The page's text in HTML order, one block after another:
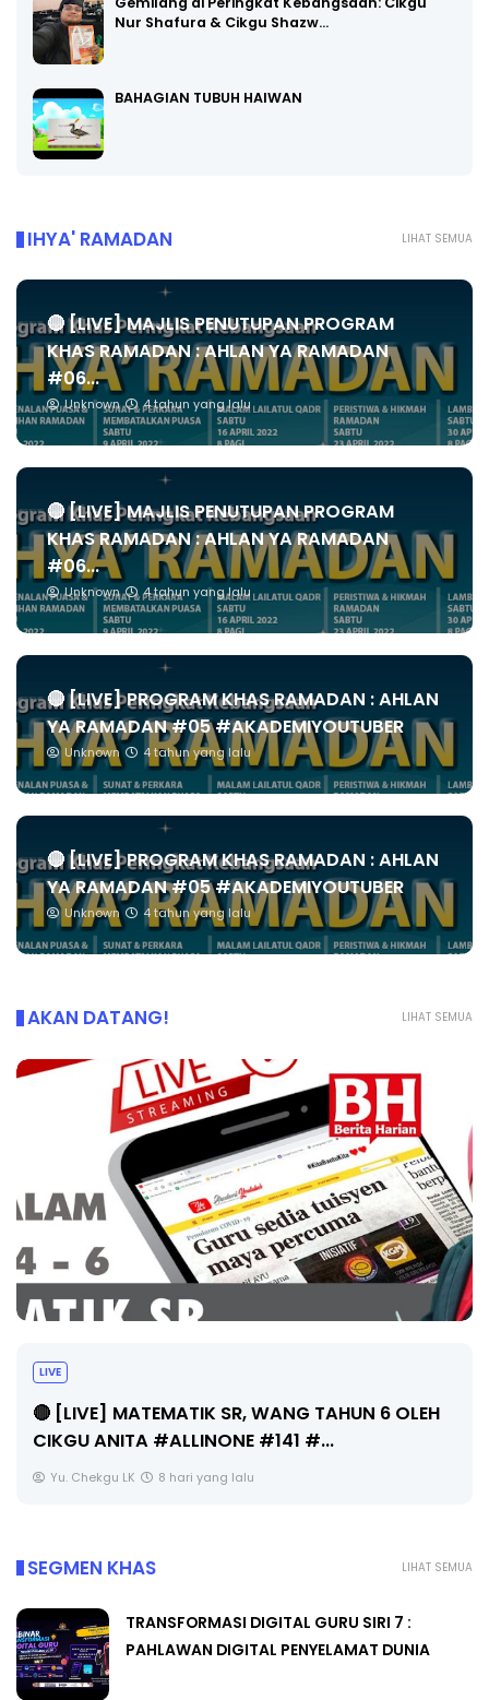
Nur Shafura & Cikgu Shazw…
BAHAGIAN TUBUH HAIWAN
LIHAT SEMUA
IHYA' RAMADAN
🔴 [LIVE] MAJLIS PENUTUPAN PROGRAM
KHAS RAMADAN : AHLAN YA RAMADAN
#06...
Unknown 4 tahun yang lalu
🔴 [LIVE] MAJLIS PENUTUPAN PROGRAM
KHAS RAMADAN : AHLAN YA RAMADAN
#06...
Unknown 4 tahun yang lalu
🔴 [LIVE] PROGRAM KHAS RAMADAN : AHLAN
YA RAMADAN #05 #AKADEMIYOUTUBER
Unknown 4 tahun yang lalu
🔴 [LIVE] PROGRAM KHAS RAMADAN : AHLAN
YA RAMADAN #05 #AKADEMIYOUTUBER
Unknown 4 tahun yang lalu
LIHAT SEMUA
AKAN DATANG!
Sejarah Tingkatan 4
Unknown 8 hari yang lalu
LIHAT SEMUA
SEGMEN KHAS
TRANSFORMASI DIGITAL GURU SIRI 7 :
PAHLAWAN DIGITAL PENYELAMAT DUNIA